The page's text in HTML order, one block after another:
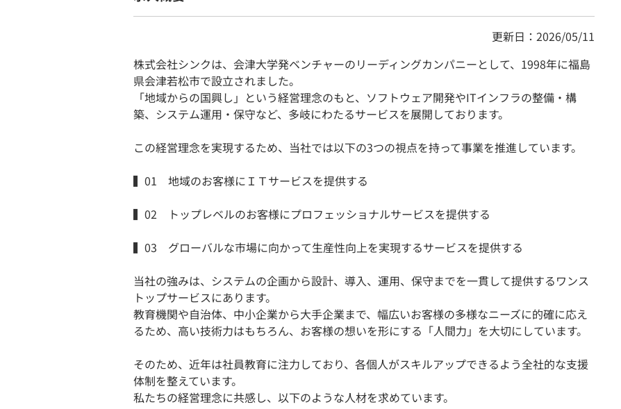
更新日：2026/05/11
株式会社シンクは、会津大学発ベンチャーのリーディングカンパニーとして、1998年に福島
県会津若松市で設立されました。
「地域からの国興し」という経営理念のもと、ソフトウェア開発やITインフラの整備・構
築、システム運用・保守など、多岐にわたるサービスを展開しております。
この経営理念を実現するため、当社では以下の3つの視点を持って事業を推進しています。
▍01 地域のお客様にＩＴサービスを提供する
▍02 トップレベルのお客様にプロフェッショナルサービスを提供する
▍03 グローバルな市場に向かって生産性向上を実現するサービスを提供する
当社の強みは、システムの企画から設計、導入、運用、保守までを一貫して提供するワンス
トップサービスにあります。
教育機関や自治体、中小企業から大手企業まで、幅広いお客様の多様なニーズに的確に応え
るため、高い技術力はもちろん、お客様の想いを形にする「人間力」を大切にしています。
そのため、近年は社員教育に注力しており、各個人がスキルアップできるよう全社的な支援
体制を整えています。
私たちの経営理念に共感し、以下のような人材を求めています。